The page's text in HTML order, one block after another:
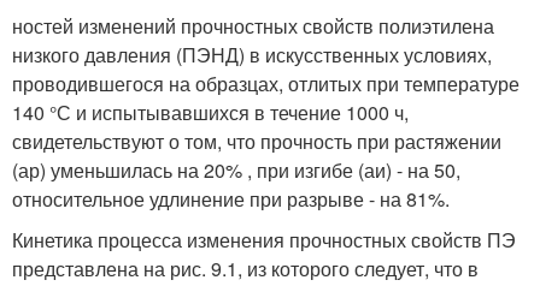
ностей изменений прочностных свойств полиэтилена
низкого давления (ПЭНД) в искусственных условиях,
проводившегося на образцах, отлитых при температуре
140 °С и испытывавшихся в течение 1000 ч,
свидетельствуют о том, что прочность при растяжении
(ар) уменьшилась на 20% , при изгибе (аи) - на 50,
относительное удлинение при разрыве - на 81%.
Кинетика процесса изменения прочностных свойств ПЭ
представлена на рис. 9.1, из которого следует, что в